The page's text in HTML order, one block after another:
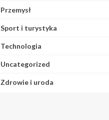
Przemysł
Sport i turystyka
Technologia
Uncategorized
Zdrowie i uroda